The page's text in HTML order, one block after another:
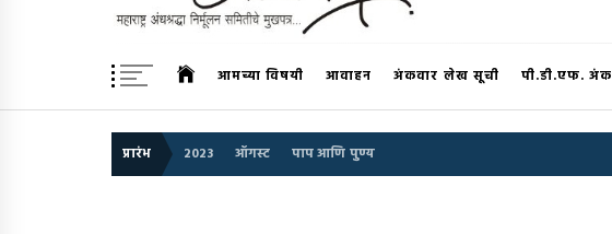
अंधश्रद्धा निर्मूलन वार्तापत्र ®
आमच्या विषयी आवाहन अंकवार लेख सूची पी.डी.एफ. अंक
प्रारंभ 2023 ऑगस्ट पाप आणि पुण्य